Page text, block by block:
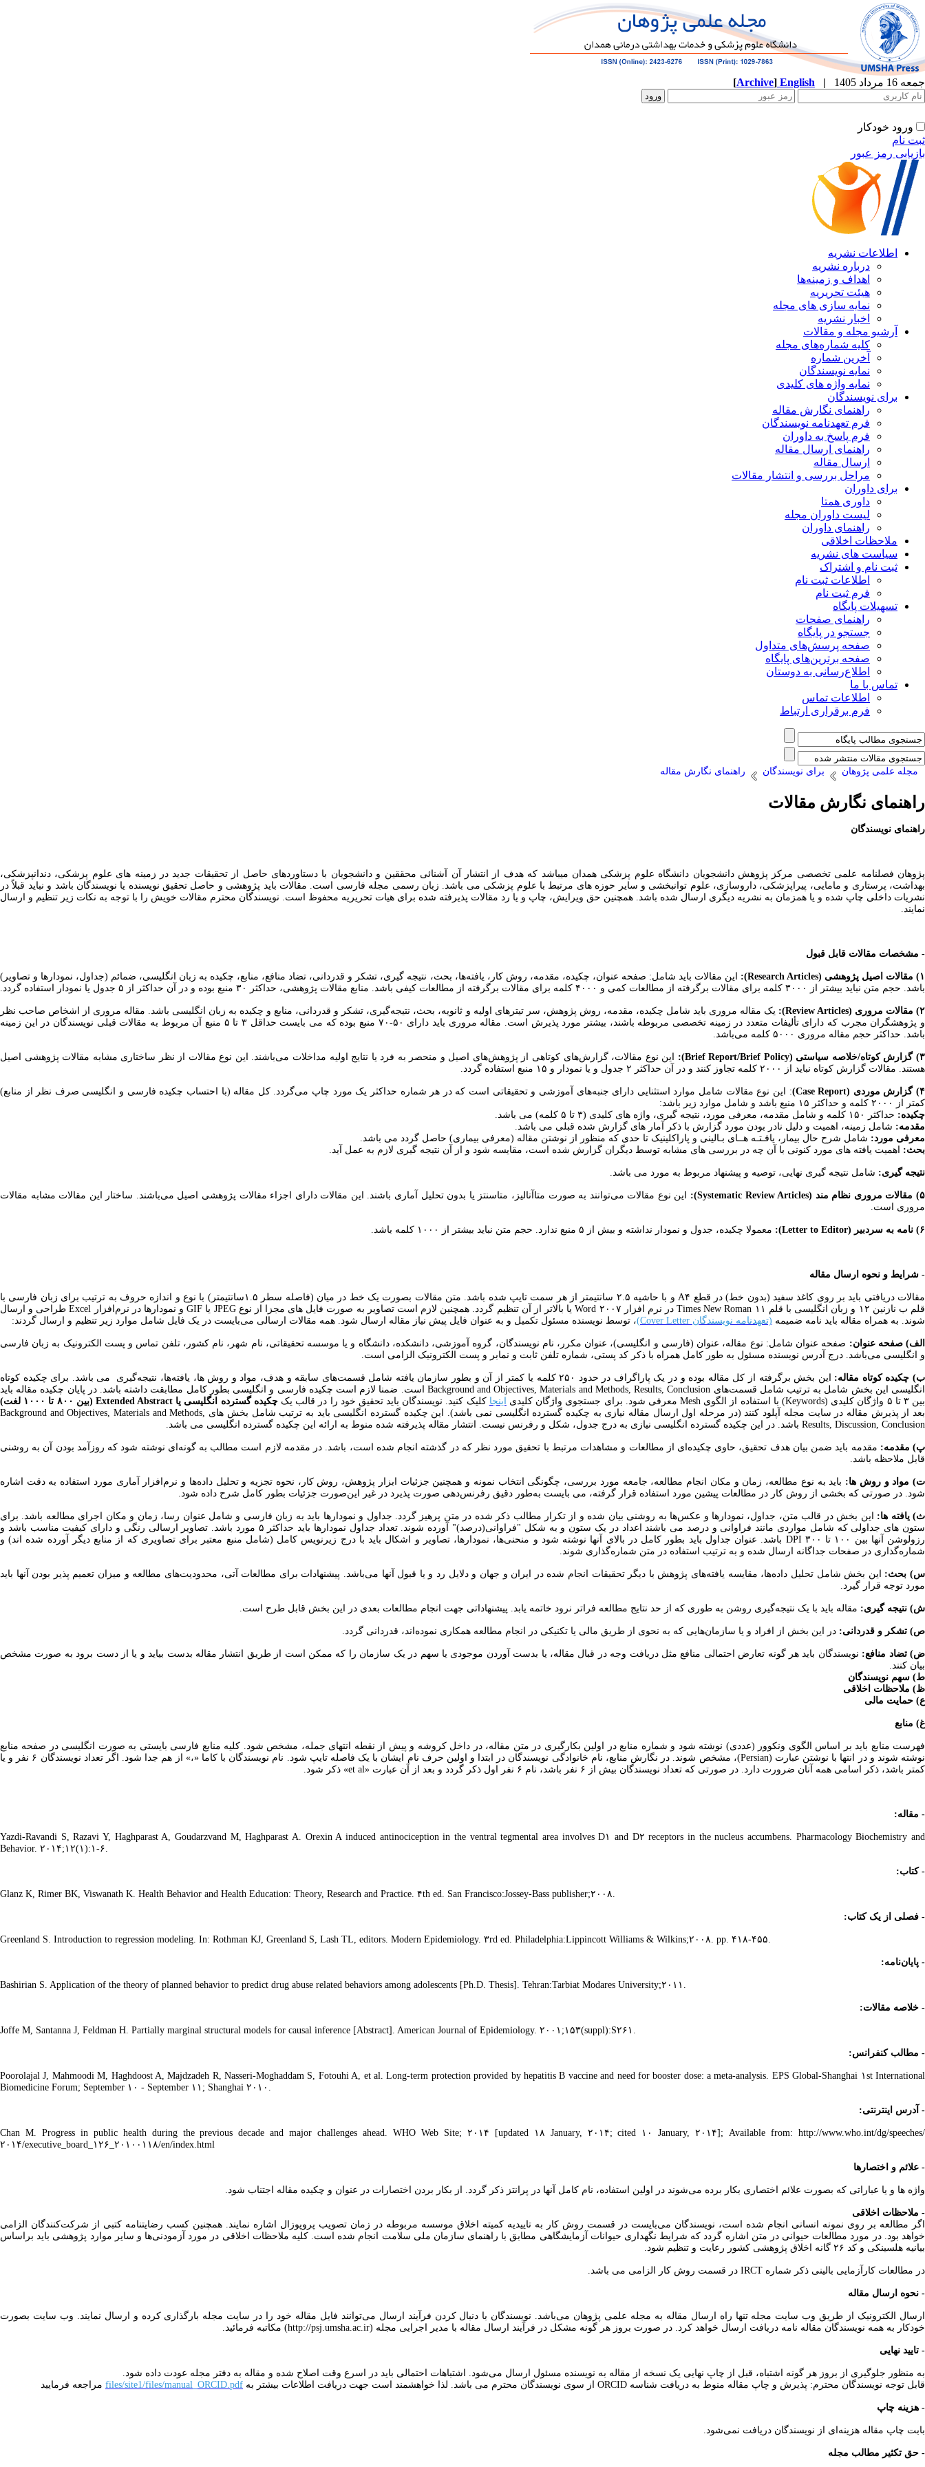
جمعه 16 مرداد 1405 |
English
[Archive]
ورود خودکار
ثبت نام
بازیابی رمز عبور
اطلاعات نشریه
درباره نشریه
اهداف و زمینه‌ها
هیئت تحریریه
نمایه سازی های مجله
اخبار نشریه
آرشیو مجله و مقالات
کلیه شماره‌های مجله
آخرین شماره
نمایه نویسندگان
نمایه واژه های کلیدی
برای نویسندگان
راهنمای نگارش مقاله
فرم تعهدنامه نویسندگان
فرم پاسخ به داوران
راهنمای ارسال مقاله
ارسال مقاله
مراحل بررسی و انتشار مقالات
برای داوران
داوری همتا
لیست داوران مجله
راهنمای داوران
ملاحظات اخلاقی
سیاست های نشریه
ثبت نام و اشتراک
اطلاعات ثبت نام
فرم ثبت نام
تسهیلات پایگاه
راهنمای صفحات
جستجو در پایگاه
صفحه پرسش‌های متداول
صفحه برترین‌های پایگاه
اطلاع‌رسانی به دوستان
تماس با ما
اطلاعات تماس
فرم برقراری ارتباط
مجله علمی پژوهان برای نویسندگان راهنمای نگارش مقاله
راهنمای نگارش مقالات
راهنمای نویسندگان
پژوهان فصلنامه علمی تخصصی مرکز پژوهش دانشجویان دانشگاه علوم پزشکی همدان میباشد که هدف از انتشار آن آشنائی محققین و دانشجویان با دستاوردهای حاصل از تحقیقات جدید در زمینه های علوم پزشکی، دندانپزشکی،
بهداشت، پرستاری و مامایی، پیراپزشکی، داروسازی، علوم توانبخشی و سایر حوزه های مرتبط با علوم پزشکی می باشد. زبان رسمی مجله فارسی است. مقالات باید پژوهشی و حاصل تحقیق نویسنده یا نویسندگان باشد و نباید قبلاً در
نشریات داخلی چاپ شده و یا همزمان به نشریه دیگری ارسال شده باشد. همچنین حق ویرایش، چاپ و یا رد مقالات پذیرفته شده برای هیات تحریریه محفوظ است. نویسندگان محترم مقالات خویش را با توجه به نکات زیر تنظیم و ارسال
نمایند.
- مشخصات مقالات قابل قبول
۱) مقالات اصیل پژوهشی (Research Articles):
این مقالات باید شامل: صفحه عنوان، چکیده، مقدمه، روش کار، یافته‌ها، بحث، نتیجه گیری، تشکر و قدردانی، تضاد منافع، منابع، چکیده به زبان انگلیسی، ضمائم (جداول، نمودارها و تصاویر)
باشد. حجم متن نباید بیشتر از ۳۰۰۰ کلمه برای مقالات برگرفته از مطالعات کمی و ۴۰۰۰ کلمه برای مقالات برگرفته از مطالعات کیفی باشد. منابع مقالات پژوهشی، حداکثر ۳۰ منبع بوده و در آن حداکثر از ۵ جدول یا نمودار استفاده گردد.
۲) مقالات مروری (Review Articles):
یک مقاله مروری باید شامل چکیده، مقدمه، روش پژوهش، سر تیترهای اولیه و ثانویه، بحث، نتیجه‌گیری، تشکر و قدردانی، منابع و چکیده به زبان انگلیسی باشد. مقاله مروری از اشخاص صاحب نظر
و پژوهشگران مجرب که دارای تألیفات متعدد در زمینه تخصصی مربوطه باشند، بیشتر مورد پذیرش است. مقاله مروری باید دارای ۵۰-۷۰ منبع بوده که می بایست حداقل ۳ تا ۵ منبع آن مربوط به مقالات قبلی نویسندگان در این زمینه
باشد. حداکثر حجم مقاله مروری ۵۰۰۰ کلمه می‌باشد.
۳) گزارش کوتاه/خلاصه سیاستی (Brief Report/Brief Policy):
این نوع مقالات، گزارش‌های کوتاهی از پژوهش‌های اصیل و منحصر به فرد یا نتایج اولیه مداخلات می‌باشند. این نوع مقالات از نظر ساختاری مشابه مقالات پژوهشی اصیل
هستند. مقالات گزارش کوتاه نباید از ۲۰۰۰ کلمه تجاوز کنند و در آن حداکثر ۲ جدول و یا نمودار و ۱۵ منبع استفاده گردد.
۴) گزارش موردی (Case Report)
: این نوع مقالات شامل موارد استثنایی دارای جنبه‌های آموزشی و تحقیقاتی است که در هر شماره حداکثر یک مورد چاپ می‌گردد. کل مقاله (با احتساب چکیده فارسی و انگلیسی صرف نظر از منابع)
کمتر از ۲۰۰۰ کلمه و حداکثر ۱۵ منیع باشد و شامل موارد زیر باشد:
چکیده: حداکثر ۱۵۰ کلمه و
شامل مقدمه، معرفی مورد، نتیجه گیری، واژه های کلیدی (۳ تا ۵ کلمه) می باشد.
مقدمه: شامل زمینه، اهمیت و دلیل نادر بودن مورد گزارش با ذکر آمار های گزارش شده قبلی می باشد.
معرفی مورد: شامل شرح حال بیمار، یافـتـه هــای بـالینی و پاراکلینیک تا حدی که منظور از نوشتن مقاله (معرفی بیماری) حاصل گردد می باشد.
بحث: اهمیت یافته های مورد کنونی با آن چه در بررسی های مشابه توسط دیگران گزارش شده است، مقایسه شود و از آن نتیجه گیری لازم به عمل آید.
نتیجه گیری: شامل نتیجه گیری نهایی، توصیه و پیشنهاد مربوط به مورد می باشد.
۵) مقالات مروری نظام مند (Systematic Review Articles):
این نوع مقالات می‌توانند به صورت متاآنالیز، متاسنتز یا بدون تحلیل آماری باشند. این مقالات دارای اجزاء مقالات پژوهشی اصیل می‌باشند. ساختار این مقالات مشابه مقالات
مروری است.
۶) نامه به سردبیر (Letter to Editor): معمولا چکیده، جدول و نمودار نداشته و بیش از ۵ منبع ندارد. حجم متن نباید بیشتر از ۱۰۰۰ کلمه باشد.
- شرایط و نحوه ارسال مقاله
مقالات دریافتی باید بر روی کاغذ سفید (بدون خط) در قطع A۴ و با حاشیه ۲.۵ سانتیمتر از هر سمت تایپ شده باشد. متن مقالات بصورت یک خط در میان (فاصله سطر ۱.۵سانتیمتر) با نوع و اندازه حروف به ترتیب برای زبان فارسی با
قلم ب نازنین ۱۲ و زبان انگلیسی با قلم Times New Roman ۱۱ در نرم افزار Word ۲۰۰۷ یا بالاتر از آن تنظیم گردد. همچنین لازم است تصاویر به صورت فایل های مجزا از نوع JPEG یا GIF و نمودارها در نرم‌افزار Excel طراحی و ارسال
شوند. به همراه مقاله باید نامه ضمیمه (تعهدنامه نویسندگان Cover Letter) ، توسط نویسنده مسئول تکمیل و به عنوان فایل پیش نیاز مقاله ارسال شود. همه مقالات ارسالی می‌بایست در یک فایل شامل موارد زیر تنظیم و ارسال گردند:
الف) صفحه عنوان: صفحه عنوان شامل: نوع مقاله، عنوان (فارسی و انگلیسی)، عنوان مکرر، نام نویسندگان، گروه آموزشی، دانشکده، دانشگاه و یا موسسه تحقیقاتی، نام شهر، نام کشور، تلفن تماس و پست الکترونیک به زبان فارسی
و انگلیسی می‌باشد. درج آدرس نویسنده مسئول به طور کامل همراه با ذکر کد پستی، شماره تلفن ثابت و نمابر و پست الکترونیک الزامی است.
ب) چکیده کوتاه مقاله:
این بخش برگرفته از کل مقاله بوده و در یک پاراگراف در حدود ۲۵۰ کلمه یا کمتر از آن و بطور سازمان یافته شامل قسمت‌های سابقه و هدف، مواد و روش ها، یافته‌ها، نتیجه‌گیری می باشد. برای چکیده کوتاه
انگلیسی این بخش شامل به ‌ترتیب شامل قسمت‌های Background and Objectives, Materials and Methods, Results, Conclusion است. ضمنا لازم است چکیده فارسی و انگلیسی بطور کامل مطابقت داشته باشد. در پایان چکیده مقاله باید
بین ۳ تا ۵ واژگان کلیدی (Keywords) با استفاده از الگوی Mesh معرفی شود. برای جستجوی واژگان کلیدی
اینجا کلیک کنید. نویسندگان باید تحقیق خود را در قالب یکچکیده گسترده انگلیسی یا Extended Abstract (بین ۸۰۰ تا ۱۰۰۰ لغت)
بعد از پذیرش مقاله در سایت مجله آپلود کنند (در مرحله اول ارسال مقاله نیازی به چکیده گسترده انگلیسی نمی باشد). این چکیده گسترده انگلیسی باید به ترتیب شامل بخش های Background and Objectives, Materials and Methods,
Results, Discussion, Conclusion باشد. در این چکیده گسترده انگلیسی نیازی به درج جدول، شکل و رفرنس نیست. انتشار مقاله پذیرفته شده منوط به ارائه این چکیده گسترده انگلیسی می باشد.
پ) مقدمه: مقدمه باید ضمن بیان هدف تحقیق، حاوی چکیده‌ای از مطالعات و مشاهدات مرتبط با تحقیق مورد نظر که در گذشته انجام شده است، باشد. در مقدمه لازم است مطالب به گونه‌ای نوشته شود که روزآمد بودن آن به روشنی
قابل ملاحظه باشد.
ت) مواد و روش ها: باید به نوع مطالعه، زمان و مکان انجام مطالعه، جامعه مورد بررسی، چگونگی انتخاب نمونه و همچنین جزئیات ابزار پژوهش، روش کار، نحوه تجزیه‌ و ‌تحلیل داده‌ها و نرم‌افزار آماری مورد استفاده به دقت اشاره
شود. در صورتی که بخشی از روش کار در مطالعات پیشین مورد استفاده قرار گرفته، می بایست به‌طور دقیق رفرنس‌دهی صورت پذیرد در غیر این‌صورت جزئیات بطور کامل شرح داده شود.
ث) یافته ها: این بخش در قالب متن، جداول، نمودارها و عکس‌ها به روشنی بیان شده و از تکرار مطالب ذکر شده در متن پرهیز گردد. جداول و نمودارها باید به زبان فارسی و شامل عنوان رسا، زمان و مکان اجرای مطالعه باشد. برای
ستون های جداولی که شامل مواردی مانند فراوانی و درصد می باشند اعداد در یک ستون و به شکل "فراوانی(درصد)" آورده شوند. تعداد جداول نمودارها باید حداکثر ۵ مورد باشد. تصاویر ارسالی رنگی و دارای کیفیت مناسب باشد و
رزولوشن آنها بین ۱۰۰ تا ۳۰۰ DPI باشد. عنوان جداول باید بطور کامل در بالای آنها نوشته شود و منحنی‌ها، نمودارها، تصاویر و اشکال باید با درج زیرنویس کامل (شامل منبع معتبر برای تصاویری که از منابع دیگر آورده شده اند
) و
شماره‌گذاری در صفحات جداگانه ارسال شده و به ترتیب استفاده در متن شماره‌گذاری شوند.
س) بحث: این بخش شامل تحلیل داده‌ها، مقایسه یافته‌های پژوهش با دیگر تحقیقات انجام شده در ایران و جهان و دلایل رد و یا قبول آنها می‌باشد. پیشنهادات برای مطالعات آتی، محدودیت‌های مطالعه و میزان تعمیم پذیر بودن آنها باید
مورد توجه قرار گیرد.
ش) نتیجه گیری: مقاله باید با یک نتیجه‌گیری روشن به طوری که از حد نتایج مطالعه فراتر نرود خاتمه یابد. پیشنهاداتی جهت انجام مطالعات بعدی در این بخش قابل طرح است.
ص) تشکر و قدردانی: در این بخش از افراد و یا سازمان‌هایی که به نحوی از طریق مالی یا تکنیکی در انجام مطالعه همکاری نموده‌اند، قدردانی گردد.
ض) تضاد منافع: نویسندگان باید هر گونه تعارض احتمالی منافع مثل دریافت وجه در قبال مقاله، یا بدست آوردن موجودی یا سهم در یک سازمان را که ممکن است از طریق انتشار مقاله بدست بیاید و یا از دست برود به‌ صورت مشخص
بیان کنند.
ط) سهم نویسندگان
ظ) ملاحظات اخلاقی
ع) حمایت مالی
غ) منابع
فهرست منابع باید بر اساس الگوی ونکوور (عددی) نوشته شود و شماره منابع در اولین بکارگیری در متن مقاله، در داخل کروشه و پیش از نقطه انتهای جمله، مشخص شود. کلیه منابع فارسی بایستی به صورت انگلیسی در صفحه منابع
نوشته شوند و در انتها با نوشتن عبارت (Persian)، مشخص شوند. در نگارش منابع، نام خانوادگی نویسندگان در ابتدا و اولین حرف نام ایشان با یک فاصله تایپ شود. نام نویسندگان با کاما «،» از هم جدا شود. اگر تعداد نویسندگان ۶ نفر و یا
کمتر باشد، ذکر اسامی همه آنان ضرورت دارد. در صورتی که تعداد نویسندگان بیش از ۶ نفر باشد، نام ۶ نفر اول ذکر گردد و بعد از آن عبارت «et al» ذکر شود.
- مقاله:
Yazdi-Ravandi S, Razavi Y, Haghparast A, Goudarzvand M, Haghparast A. Orexin A induced antinociception in the ventral tegmental area involves D۱ and D۲ receptors in the nucleus accumbens. Pharmacology Biochemistry and
Behavior. ۲۰۱۴;۱۲(۱):۱-۶.
- کتاب:
Glanz K, Rimer BK, Viswanath K. Health Behavior and Health Education: Theory, Research and Practice. ۴th ed. San Francisco:Jossey-Bass publisher;۲۰۰۸.
- فصلی از یک کتاب:
Greenland S. Introduction to regression modeling. In: Rothman KJ, Greenland S, Lash TL, editors. Modern Epidemiology. ۳rd ed. Philadelphia:Lippincott Williams & Wilkins;۲۰۰۸. pp. ۴۱۸-۴۵۵.
- پایان‌نامه:
Bashirian S. Application of the theory of planned behavior to predict drug abuse related behaviors among adolescents [Ph.D. Thesis]. Tehran:Tarbiat Modares University;۲۰۱۱.
- خلاصه مقالات:
Joffe M, Santanna J, Feldman H. Partially marginal structural models for causal inference [Abstract]. American Journal of Epidemiology. ۲۰۰۱;۱۵۳(suppl):S۲۶۱.
- مطالب کنفرانس:
Poorolajal J, Mahmoodi M, Haghdoost A, Majdzadeh R, Nasseri-Moghaddam S, Fotouhi A, et al. Long-term protection provided by hepatitis B vaccine and need for booster dose: a meta-analysis. EPS Global-Shanghai ۱st International
Biomedicine Forum; September ۱۰ - September ۱۱; Shanghai ۲۰۱۰.
- آدرس اینترنتی:
Chan M. Progress in public health during the previous decade and major challenges ahead. WHO Web Site; ۲۰۱۴ [updated ۱۸ January, ۲۰۱۴; cited ۱۰ January, ۲۰۱۴]; Available from: http://www.who.int/dg/speeches/
۲۰۱۴/executive_board_۱۲۶_۲۰۱۰۰۱۱۸/en/index.html
- علائم و اختصارها
واژه ها و یا عباراتی که بصورت علائم اختصاری بکار برده می‌شوند در اولین استفاده، نام کامل آنها در پرانتز ذکر گردد. از بکار بردن اختصارات در عنوان و چکیده مقاله اجتناب شود.
- ملاحظات اخلاقی
اگر مطالعه بر روی نمونه انسانی انجام شده است، نویسندگان می‌بایست در قسمت روش کار به تاییدیه کمیته اخلاق موسسه مربوطه در زمان تصویب پروپوزال اشاره نمایند. همچنین کسب رضایتنامه کتبی از شرکت‌کنندگان الزامی
خواهد بود. در مورد مطالعات حیوانی در متن اشاره گردد که شرایط نگهداری حیوانات آزمایشگاهی مطابق با راهنمای سازمان ملی سلامت انجام شده است. کلیه ملاحظات اخلاقی در مورد آزمودنی‌ها و سایر موارد پژوهشی باید براساس
بیانیه هلسینکی و کد ۲۶ گانه اخلاق پژوهشی کشور رعایت و تنظیم شود.
در مطالعات کارآزمایی بالینی ذکر شماره IRCT در قسمت روش کار الزامی می باشد.
- نحوه ارسال مقاله
ارسال الکترونیک از طریق وب ‌سایت مجله تنها راه ارسال مقاله به مجله علمی پژوهان می‌باشد. نویسندگان با دنبال کردن فرآیند ارسال می‌توانند فایل مقاله خود را در سایت مجله بارگذاری کرده و ارسال نمایند. وب سایت بصورت
خودکار به همه نویسندگان مقاله نامه دریافت ارسال خواهد کرد. در صورت بروز هر گونه مشکل در فرآیند ارسال مقاله با مدیر اجرایی مجله (http://psj.umsha.ac.ir) مکاتبه فرمائید.
- تایید نهایی
به ‌منظور جلوگیری از بروز هر گونه اشتباه، قبل از چاپ نهایی یک نسخه از مقاله به نویسنده مسئول ارسال می‌شود. اشتباهات احتمالی باید در اسرع وقت اصلاح شده و مقاله به دفتر مجله عودت داده شود.
قابل توجه نویسندگان محترم: پذیرش و چاپ مقاله منوط به دریافت شناسه ORCID از سوی نویسندگان محترم می باشد. لذا خواهشمند است جهت دریافت اطلاعات بیشتر به
files/site1/files/manual_ORCID.pdf مراجعه فرمایید
- هزینه چاپ
بابت چاپ مقاله هزینه‌ای از نویسندگان دریافت نمی‌شود.
- حق تکثیر مطالب مجله